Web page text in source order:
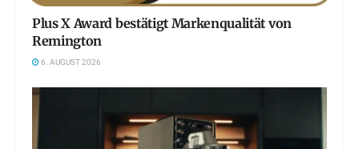
Plus X Award bestätigt Markenqualität von
Remington
6. AUGUST 2026